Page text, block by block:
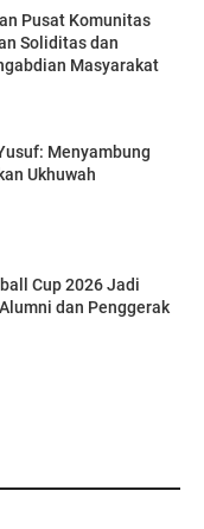
Pusat Komunitas
Soliditas dan
Masyarakat
Menyambung
Ukhuwah
Cup 2026 Jadi
dan Penggerak